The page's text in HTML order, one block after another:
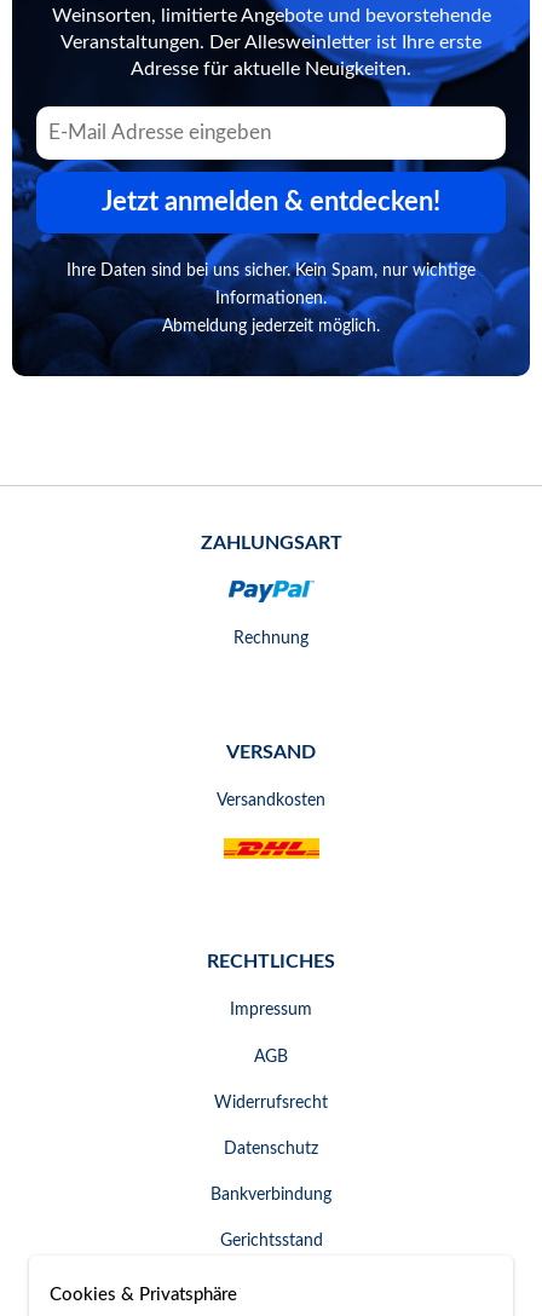
Weinsorten, limitierte Angebote und bevorstehende
Veranstaltungen. Der Allesweinletter ist Ihre erste
Adresse für aktuelle Neuigkeiten.
Jetzt anmelden & entdecken!
Ihre Daten sind bei uns sicher. Kein Spam, nur wichtige
Informationen.
Abmeldung jederzeit möglich.
ZAHLUNGSART
Rechnung
VERSAND
Versandkosten
RECHTLICHES
Impressum
AGB
Widerrufsrecht
Datenschutz
Bankverbindung
Gerichtsstand
Widerruf erklären
Cookies & Privatsphäre